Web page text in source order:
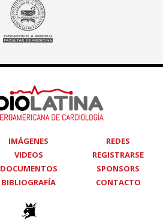
IMÁGENES
VIDEOS
DOCUMENTOS
BIBLIOGRAFÍA
REDES
REGISTRARSE
SPONSORS
CONTACTO